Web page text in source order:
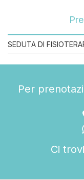
SEDUTA DI
Per
Ci